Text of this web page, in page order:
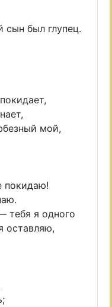
сын был глупец.
мой,
покидаю!
тебя я одного
оставляю,